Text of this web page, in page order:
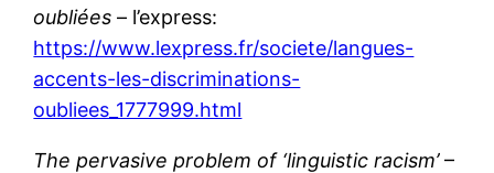
oubliées – l’express:
https://www.lexpress.fr/societe/langues-
accents-les-discriminations-
oubliees_1777999.html
The pervasive problem of ‘linguistic racism’–